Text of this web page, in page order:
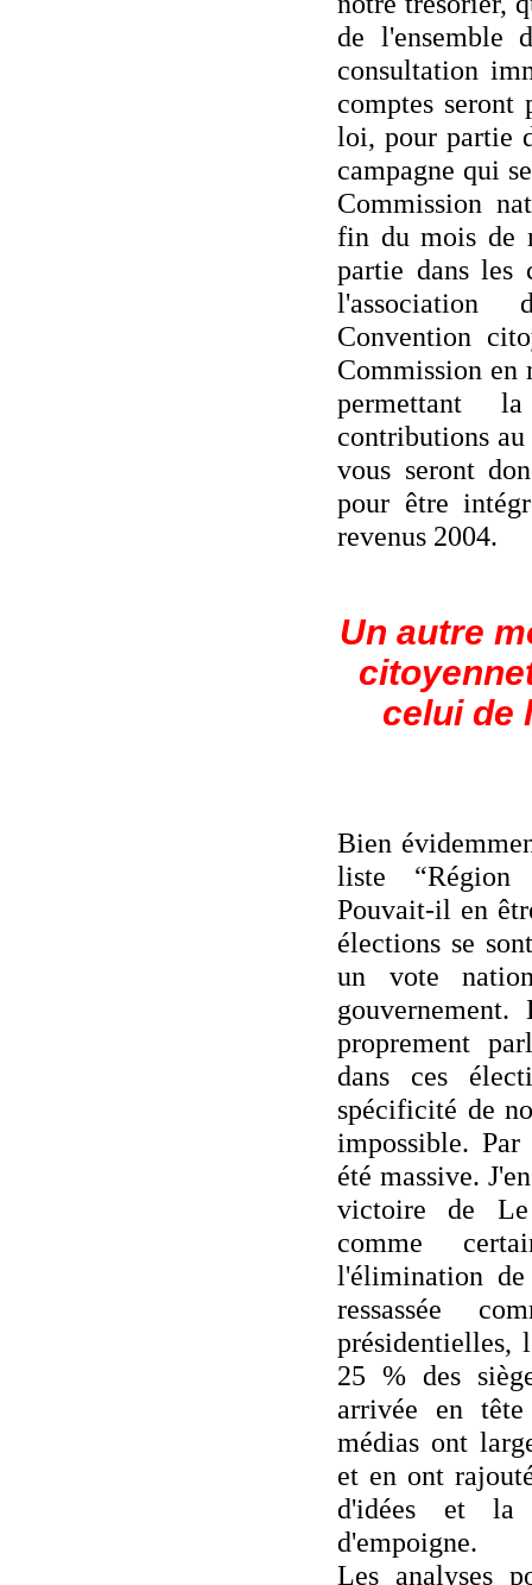
de l'ensemble
consultation
comptes seront
loi, pour partie
campagne qui
Commission
fin du mois de
partie dans les
Convention
Commission en
permettant
contributions
vous seront
pour être
revenus 2004.
Un autre
celui de
Bien
liste “Région
Pouvait-il en
élections se
un vote
proprement
dans ces
spécificité de
impossible.
été massive.
victoire de Le
comme
l'élimination
ressassée
présidentielles,
25 % des
arrivée en
médias ont
et en ont
d'idées et la
d'empoigne.
Les analyses